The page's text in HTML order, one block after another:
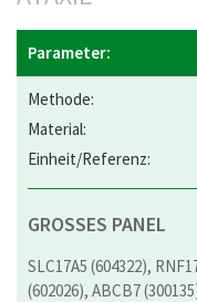
GROSSES PANEL
SLC17A5 (604322),
(602026), ABCB7